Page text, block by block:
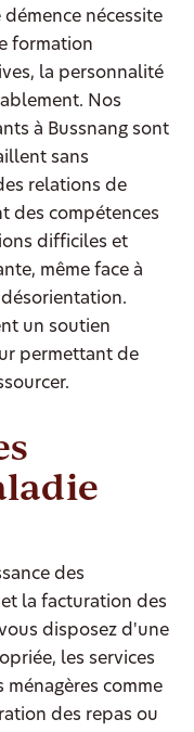
nécessite
formation
la personnalité
Nos
à Bussnang sont
sans
relations de
des compétences
difficiles et
même face à
un soutien
permettant de
des
la facturation des
disposez d'une
les services
comme
des repas ou